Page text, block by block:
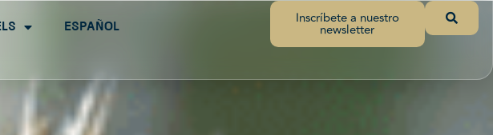
Español Inscríbete a nuestro
newsletter